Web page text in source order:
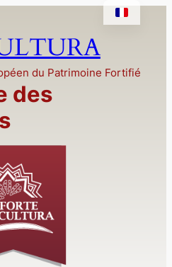
du Patrimoine Fortifié
des